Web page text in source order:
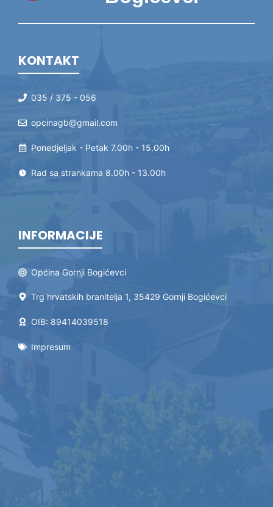
KONTAKT
035 / 375 - 056
opcinagb@gmail.com
Ponedjeljak - Petak 7.00h - 15.00h
Rad sa strankama 8.00h - 13.00h
INFORMACIJE
Općina Gornji Bogićevci
Trg hrvatskih branitelja 1, 35429 Gornji Bogićevci
OIB: 89414039518
Impresum